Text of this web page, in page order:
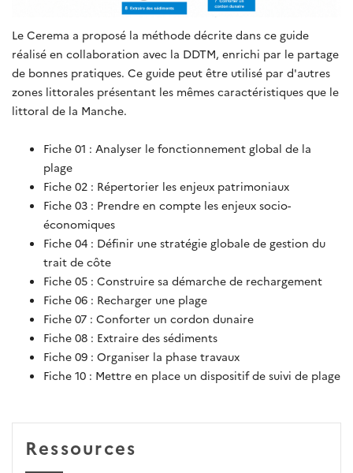
Le Cerema a proposé la méthode décrite dans ce guide
réalisé en collaboration avec la DDTM, enrichi par le partage
de bonnes pratiques. Ce guide peut être utilisé par d'autres
zones littorales présentant les mêmes caractéristiques que le
littoral de la Manche.
Fiche 01 : Analyser le fonctionnement global de la
plage
Fiche 02 : Répertorier les enjeux patrimoniaux
Fiche 03 : Prendre en compte les enjeux socio-
économiques
Fiche 04 : Définir une stratégie globale de gestion du
trait de côte
Fiche 05 : Construire sa démarche de rechargement
Fiche 06 : Recharger une plage
Fiche 07 : Conforter un cordon dunaire
Fiche 08 : Extraire des sédiments
Fiche 09 : Organiser la phase travaux
Fiche 10 : Mettre en place un dispositif de suivi de plage
Ressources